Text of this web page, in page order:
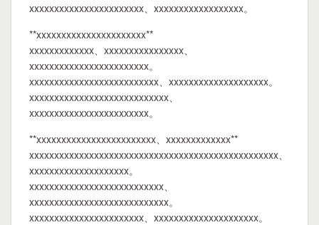
xxxxxxxxxxxxxxxxxxxxxxx、xxxxxxxxxxxxxxxxxx。
**xxxxxxxxxxxxxxxxxxxxxx**
xxxxxxxxxxxxx、xxxxxxxxxxxxxxxx、
xxxxxxxxxxxxxxxxxxxxxxxx。
xxxxxxxxxxxxxxxxxxxxxxxxxx、xxxxxxxxxxxxxxxxxxxx。
xxxxxxxxxxxxxxxxxxxxxxxxxxxx、
xxxxxxxxxxxxxxxxxxxxxxxx。
**xxxxxxxxxxxxxxxxxxxxxxxx、xxxxxxxxxxxxx**
xxxxxxxxxxxxxxxxxxxxxxxxxxxxxxxxxxxxxxxxxxxxxxxxxx、
xxxxxxxxxxxxxxxxxxxx。
xxxxxxxxxxxxxxxxxxxxxxxxxxx、
xxxxxxxxxxxxxxxxxxxxxxxxxxxx。
xxxxxxxxxxxxxxxxxxxxxxx、xxxxxxxxxxxxxxxxxxxxx。